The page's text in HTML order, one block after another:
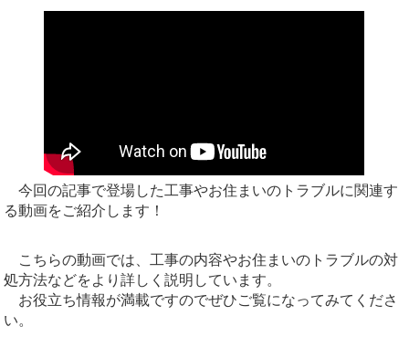
今回の記事で登場した工事やお住まいのトラブルに関連す
る動画をご紹介します！
こちらの動画では、工事の内容やお住まいのトラブルの対
処方法などをより詳しく説明しています。
お役立ち情報が満載ですのでぜひご覧になってみてくださ
い。